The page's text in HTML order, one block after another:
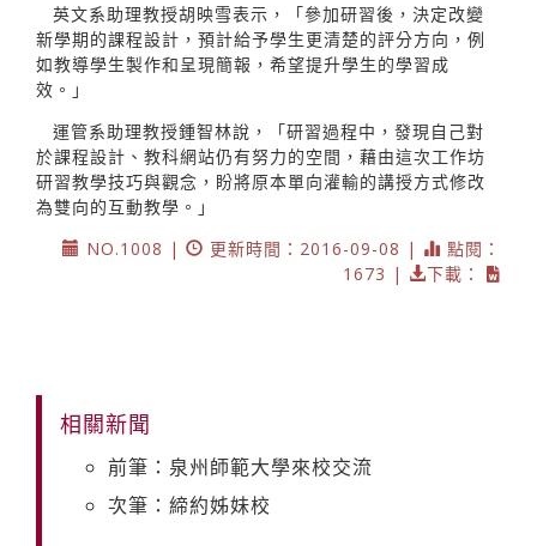
英文系助理教授胡映雪表示，「參加研習後，決定改變
新學期的課程設計，預計給予學生更清楚的評分方向，例
如教導學生製作和呈現簡報，希望提升學生的學習成
效。」
運管系助理教授鍾智林說，「研習過程中，發現自己對
於課程設計、教科網站仍有努力的空間，藉由這次工作坊
研習教學技巧與觀念，盼將原本單向灌輸的講授方式修改
為雙向的互動教學。」
NO.1008 |
更新時間：2016-09-08 |
點閱：
1673 |
下載：
相關新聞
前筆：泉州師範大學來校交流
次筆：締約姊妹校